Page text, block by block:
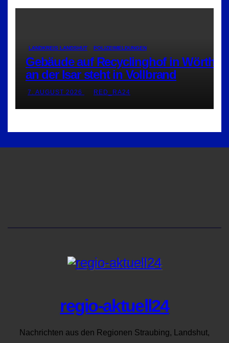
LANDKREIS LANDSHUT POLIZEIMELDUNGEN
Gebäude auf Recyclinghof in Wörth
an der Isar steht in Vollbrand
7. AUGUST 2026 RED_RA24
regio-aktuell24
Nachrichten aus den Regionen Straubing, Landshut,